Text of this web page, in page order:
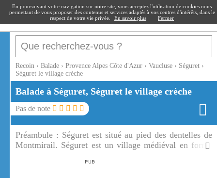
recoin.fr
Recoin › Balade › Provence Alpes Côte d'Azur › Vaucluse › Séguret ›
Séguret le village crèche
Balade à Séguret, Séguret le village crèche
Pas de note
Préambule : Séguret est situé au pied des dentelles de
Montmirail. Séguret est un village médiéval en forme
En poursuivant votre navigation sur notre site, vous acceptez l'utilisation de cookies nous
permettant de vous proposer des contenus et services adaptés à vos centres d'intérêts, dans le
respect de votre vie privée.
En savoir plus Fermer